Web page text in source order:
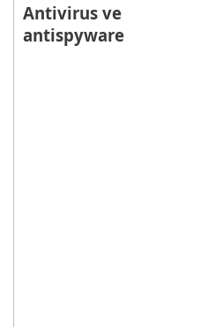
Antivirus ve
antispyware